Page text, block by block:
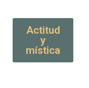
Actitud
y
mística